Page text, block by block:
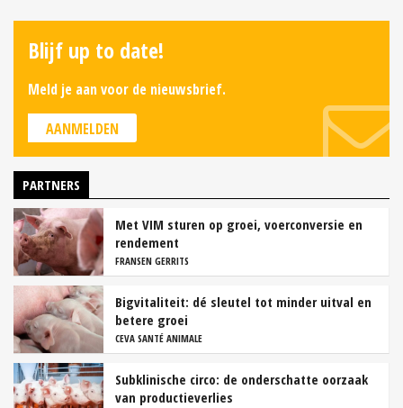
Blijf up to date!
Meld je aan voor de nieuwsbrief.
AANMELDEN
PARTNERS
Met VIM sturen op groei, voerconversie en
rendement
FRANSEN GERRITS
Bigvitaliteit: dé sleutel tot minder uitval en
betere groei
CEVA SANTÉ ANIMALE
Subklinische circo: de onderschatte oorzaak
van productieverlies